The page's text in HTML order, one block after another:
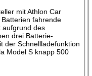
mit Athlon Car
fahrende
aufgrund des
drei Batterie-
der Schnellladefunktion
Model S knapp 500